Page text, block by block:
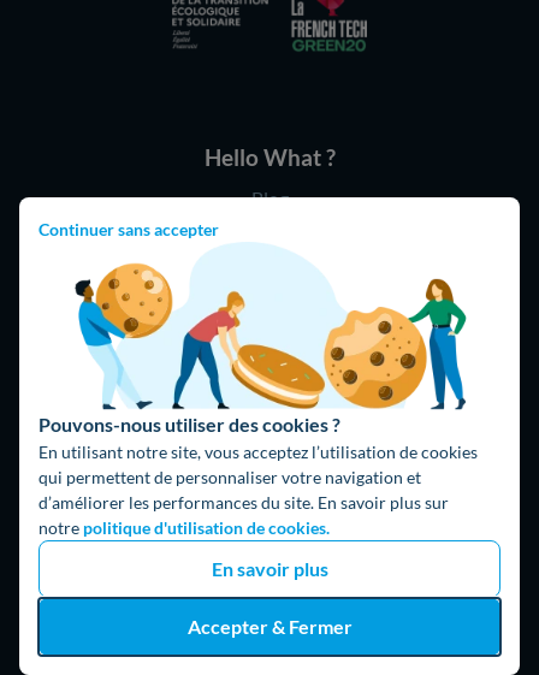
Continuer sans accepter
Pouvons-nous utiliser des cookies ?
En utilisant notre site, vous acceptez l’utilisation de cookies
qui permettent de personnaliser votre navigation et
d’améliorer les performances du site. En savoir plus sur
notre politique d'utilisation de cookies.
En savoir plus
Accepter & Fermer
Hello What ?
Blog
L'équipe de rédaction
Hello Watt Espagne
Hello Team
Jobs
Parrainage
Rejoindre notre réseau d'artisans
Hello !
09 75 18 60 60(8h-21h)